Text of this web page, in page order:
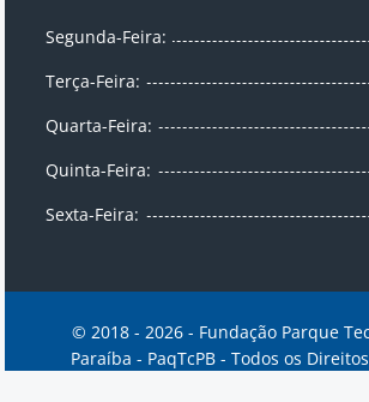
Segunda-Feira:
Terça-Feira:
Quarta-Feira:
Quinta-Feira:
Sexta-Feira:
© 2018 - 2026 - Fundação Parque
Paraíba - PaqTcPB - Todos os